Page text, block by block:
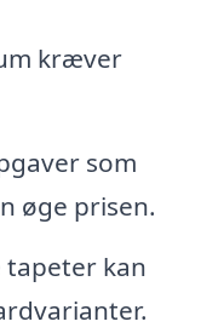
kræver
som
øge prisen.
tapeter kan